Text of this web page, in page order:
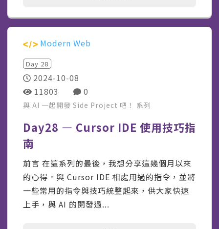
Modern Web
Day 28
2024-10-08
11803
0
與 AI 一起開發 Side Project 吧！ 系列
Day28 — Cursor IDE 使用技巧指
南
前言 在這系列的最後，我想分享這幾個月以來
的心得。與 Cursor IDE 相處用過的指令，並將
一些常用的指令與技巧統整起來，供大家快速
上手，與 AI 的開發過...